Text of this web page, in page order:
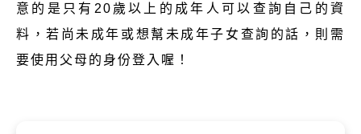
意的是只有20歲以上的成年人可以查詢自己的資
料，若尚未成年或想幫未成年子女查詢的話，則需
要使用父母的身份登入喔！